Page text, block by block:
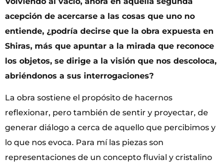
acepción de acercarse a las cosas que uno no
entiende, ¿podría decirse que la obra expuesta en
Shiras, más que apuntar a la mirada que reconoce
los objetos, se dirige a la visión que nos descoloca,
abriéndonos a sus interrogaciones?
La obra sostiene el propósito de hacernos
reflexionar, pero también de sentir y proyectar, de
generar diálogo a cerca de aquello que percibimos y
lo que nos evoca. Para mí las piezas son
representaciones de un concepto fluvial y cristalino